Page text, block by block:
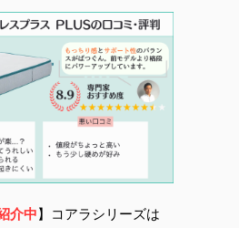
介中】コアラシリーズは